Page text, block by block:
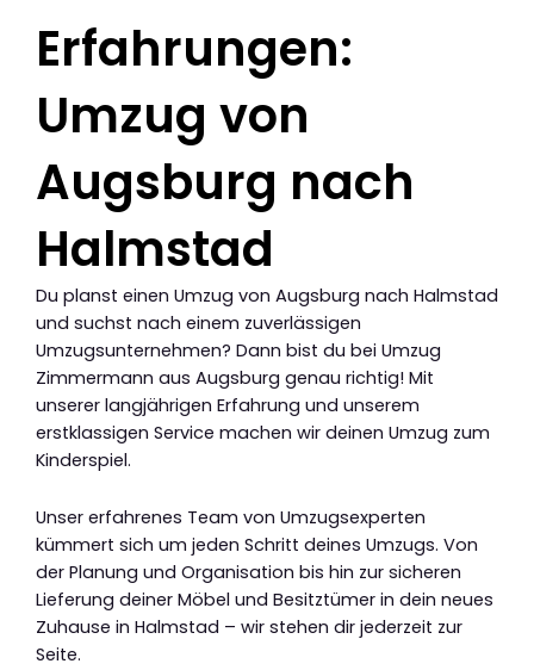
Erfahrungen:
Umzug von
Augsburg nach
Halmstad
Du planst einen Umzug von Augsburg nach Halmstad
und suchst nach einem zuverlässigen
Umzugsunternehmen? Dann bist du bei Umzug
Zimmermann aus Augsburg genau richtig! Mit
unserer langjährigen Erfahrung und unserem
erstklassigen Service machen wir deinen Umzug zum
Kinderspiel.
Unser erfahrenes Team von Umzugsexperten
kümmert sich um jeden Schritt deines Umzugs. Von
der Planung und Organisation bis hin zur sicheren
Lieferung deiner Möbel und Besitztümer in dein neues
Zuhause in Halmstad – wir stehen dir jederzeit zur
Seite.